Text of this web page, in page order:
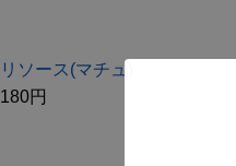
リソース(マチュ)
180円